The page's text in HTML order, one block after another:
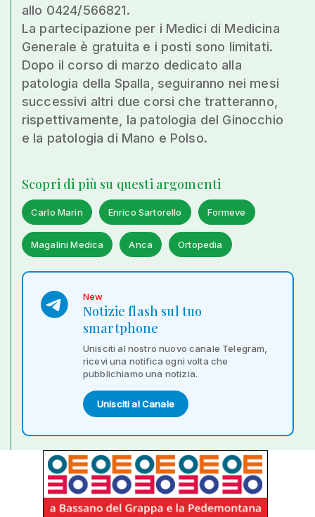
allo 0424/566821.
La partecipazione per i Medici di Medicina
Generale è gratuita e i posti sono limitati.
Dopo il corso di marzo dedicato alla
patologia della Spalla, seguiranno nei mesi
successivi altri due corsi che tratteranno,
rispettivamente, la patologia del Ginocchio
e la patologia di Mano e Polso.
Scopri di più su questi argomenti
Carlo Marin Enrico Sartorello Formeve
Magalini Medica Anca Ortopedia
New
Notizie flash sul tuo
smartphone
Unisciti al nostro nuovo canale Telegram,
ricevi una notifica ogni volta che
pubblichiamo una notizia.
Unisciti al Canale